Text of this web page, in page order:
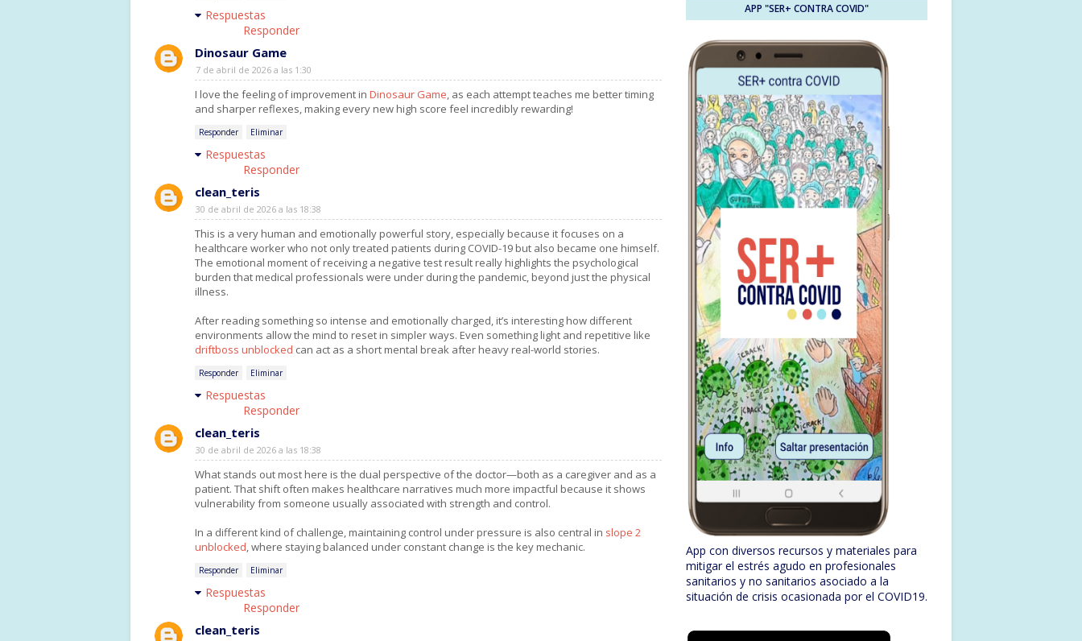
Respuestas
Responder
Dinosaur Game
7 de abril de 2026 a las 1:30
I love the feeling of improvement in Dinosaur Game, as each attempt teaches me better timing
and sharper reflexes, making every new high score feel incredibly rewarding!
Responder Eliminar
Respuestas
Responder
clean_teris
30 de abril de 2026 a las 18:38
This is a very human and emotionally powerful story, especially because it focuses on a
healthcare worker who not only treated patients during COVID-19 but also became one himself.
The emotional moment of receiving a negative test result really highlights the psychological
burden that medical professionals were under during the pandemic, beyond just the physical
illness.
After reading something so intense and emotionally charged, it’s interesting how different
environments allow the mind to reset in simpler ways. Even something light and repetitive like
driftboss unblocked can act as a short mental break after heavy real-world stories.
Responder Eliminar
Respuestas
Responder
clean_teris
30 de abril de 2026 a las 18:38
What stands out most here is the dual perspective of the doctor—both as a caregiver and as a
patient. That shift often makes healthcare narratives much more impactful because it shows
vulnerability from someone usually associated with strength and control.
In a different kind of challenge, maintaining control under pressure is also central in slope 2
unblocked, where staying balanced under constant change is the key mechanic.
Responder Eliminar
Respuestas
Responder
clean_teris
APP "SER+ CONTRA COVID"
App con diversos recursos y materiales para
mitigar el estrés agudo en profesionales
sanitarios y no sanitarios asociado a la
situación de crisis ocasionada por el COVID19.